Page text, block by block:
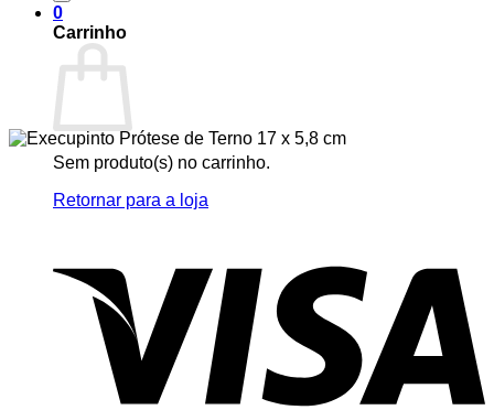
0
Carrinho
Sem produto(s) no carrinho.
Retornar para a loja